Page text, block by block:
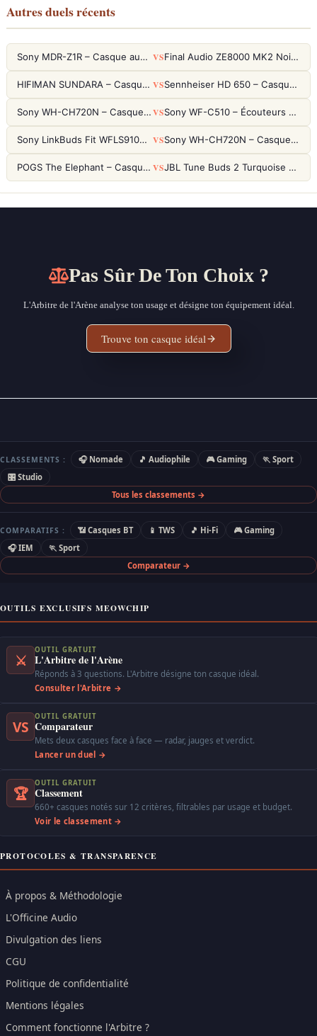
Autres duels récents
Sony MDR-Z1R – Casque audiophile fermé haute résolution VS Final Audio ZE8000 MK2 Noir – Écouteurs True Wireless audiophiles 8K Sound
HIFIMAN SUNDARA – Casque Planar Magnetic Ouvert Over-Ear Audiophile VS Sennheiser HD 650 – Casque audiophile ouvert pour l'écoute analytique
Sony WH-CH720N – Casque ANC 35h, Ultra-léger (192g) avec Processeur V1 VS Sony WF-C510 – Écouteurs True Wireless compacts, autonomie 22h et multipoint
Sony LinkBuds Fit WFLS910NW Blanc – Écouteurs Sport Ailes ANC VS Sony WH-CH720N – Casque ANC 35h, Ultra-léger (192g) avec Processeur V1
POGS The Elephant – Casque Filaire Enfants 85dB POGS-Safe™ (Éco-Responsable) VS JBL Tune Buds 2 Turquoise – Écouteurs True Wireless avec ANC et autonomie 48h
Pas Sûr De Ton Choix ?
L'Arbitre de l'Arène analyse ton usage et désigne ton équipement idéal.
Trouve ton casque idéal
CLASSEMENTS : 🎧 Nomade 🎵 Audiophile 🎮 Gaming
🏃 Sport
🎛 Studio
Tous les classements →
COMPARATIFS : 📶 Casques BT 📱 TWS 🎵 Hi-Fi
🎮 Gaming
🎧 IEM
🏃 Sport
Comparateur →
OUTILS EXCLUSIFS MEOWCHIP
⚔
OUTIL GRATUIT
L'Arbitre de l'Arène
Réponds à 3 questions. L'Arbitre désigne ton casque idéal.
Consulter l'Arbitre →
VS
OUTIL GRATUIT
Comparateur
Mets deux casques face à face — radar, jauges et verdict.
Lancer un duel →
🏆
OUTIL GRATUIT
Classement
660+ casques notés sur 12 critères, filtrables par usage et budget.
Voir le classement →
PROTOCOLES & TRANSPARENCE
À propos & Méthodologie
L'Officine Audio
Divulgation des liens
CGU
Politique de confidentialité
Mentions légales
Comment fonctionne l'Arbitre ?